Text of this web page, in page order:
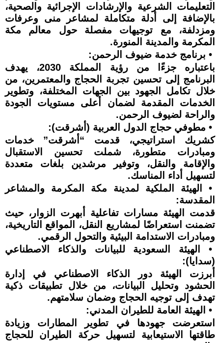
التعليمات الشرعية والإرشادات الإجرائية والصحية،
بالإضافة إلى أدلة متكاملة لمشاعر منى وعرفات
ومزدلفة، مع توجيهات مفصلة حول معالم مكة
المكرمة والمدينة المنورة.
• برنامج خدمة ضيوف الرحمن:
باعتباره جزءًا من رؤية المملكة 2030، يهدف
البرنامج إلى تحسين تجربة الحجاج والمعتمرين، من
خلال تكامل الجهود بين الجهات المختلفة، وتطوير
الخدمات المقدمة لضمان أعلى مستويات الجودة
والراحة لضيوف الرحمن.
• مطوفي حجاج الدول العربية (أشرقت):
كشريك استراتيجي، قدمت “أشرقت” خدمات
ومبادرات متطورة، شملت تحسين الاستقبال
والإقامة والنقل، وتوفير مرشدين بلغات متعددة
لتسهيل أداء المناسك.
• الهيئة الملكية لمدينة مكة المكرمة والمشاعر
المقدسة:
قدمت الهيئة مسارات تفاعلية أبهرت الزوار، حيث
تضمنت استعراضًا لمشاريع النقل، المواقع التاريخية،
ومبادرات الاستدامة البيئية والتحول الرقمي.
• الهيئة السعودية للبيانات والذكاء الاصطناعي
(سدايا):
أبرزت الهيئة دور الذكاء الاصطناعي في إدارة
الحشود وتحليل البيانات، من خلال تطبيقات ذكية
تهدف إلى توجيه الحجاج وضمان سلامتهم.
• الهيئة العامة للطيران المدني:
استعرضت جهودها في تطوير المطارات وزيادة
طاقتها الاستيعابية لتسهيل حركة الطيران للحجاج